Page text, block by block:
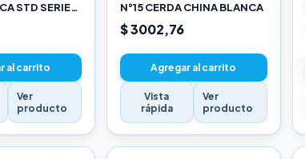
STD SERIE
al carrito
Ver
producto
N°15 CERDA CHINA BLANCA
$ 3002,76
Agregar al carrito
Vista
rápida
Ver
producto